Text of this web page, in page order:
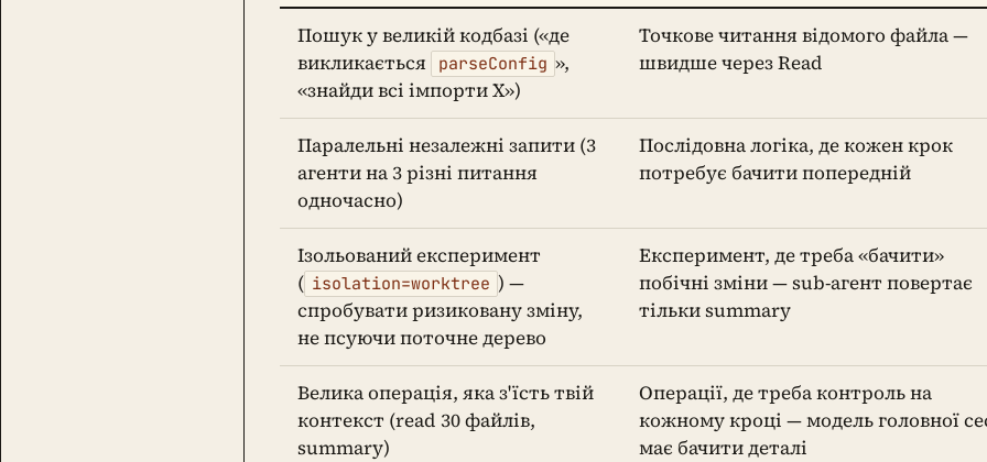
Пошук у великій кодбазі («де
викликається
parseConfig »,
«знайди всі імпорти X»)
Точкове читання відомого файла —
швидше через Read
Паралельні незалежні запити (3
агенти на 3 різні питання
одночасно)
Послідовна логіка, де кожен крок
потребує бачити попередній
Ізольований експеримент
( isolation=worktree ) —
спробувати ризиковану зміну,
не псуючи поточне дерево
Експеримент, де треба «бачити»
побічні зміни — sub-агент повертає
тільки summary
Велика операція, яка з'їсть твій
контекст (read 30 файлів,
summary)
Операції, де треба контроль на
кожному кроці — модель головної
має бачити деталі